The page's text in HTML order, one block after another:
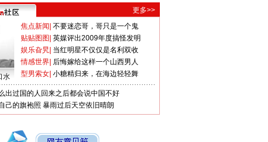
更多>>
水
焦点新闻 不要迷恋哥，哥只是一个鬼
贴贴图图 英媒评出2009年度搞怪发明
娱乐旮旯 当红明星不仅仅是名利双收
情感世界 后悔嫁给这样一个山西男人
型男索女 小糖精归来，在海边轻轻舞
出过国的人回来之后都会说中国不好
己的旗袍照 暴雨过后天空依旧晴朗